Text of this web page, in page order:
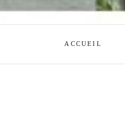
ACCUEIL